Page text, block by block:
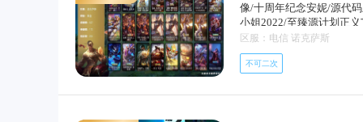
火之藤婕拉/最后一只恐
尔/屠龙勇士布隆/猛虎布
源计划雷卢锡安/爵士克烈
俄洛伊/糖果之王艾翁/永
里奥/拆弹专家黑默丁格/
芙兰/社会名流乐芙兰/联
合一易/地狱火阿利斯塔/
兔宝宝提莫/火牙狼人沃
心拉莫斯/全金属狂潮拉莫
朗克/血石诅咒塔里克/穿
梦魔魔腾/灵骨工匠奥莉
深海妖姬卡西奥佩娅/战地
害之光/小小骑士阿木木/
五杀摇滚键盘手娑娜/掠
琳/黑曜石守护者墨菲特/
孙悟空/斗战胜佛孙悟空/
之锤波比/飞车暴走族古拉
像/十周年纪念安妮/源代
小姐2022/至臻源计划正
凯特琳2022/至臻烈焰美
2022/至臻kda卡莎/至臻
卡莎飞龙乘云/无畏骑士
雪之月莫甘娜冬虹/心之
区服：电信 诺克萨斯
不可二次